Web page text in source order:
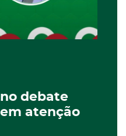
debate
atenção